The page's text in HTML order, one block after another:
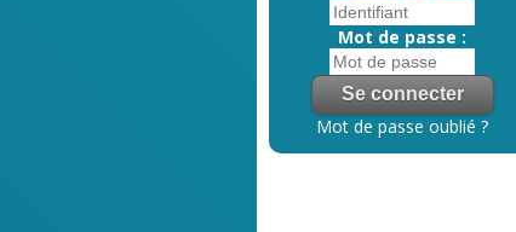
Mot de passe :
Mot de passe oublié ?